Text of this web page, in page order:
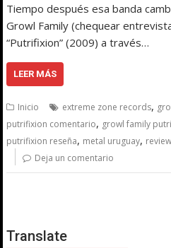
Tiempo después esa banda
Growl Family (chequear
“Putrifixion” (2009) a través…
LEER MÁS
Inicio extreme zone records,
putrifixion comentario, growl family
putrifixion reseña, metal uruguay,
Deja un comentario
Translate